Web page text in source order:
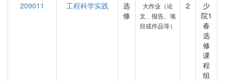
209011
工程科学实践
选
修
大作业（论
文、报告、项
目或作品等）
2
少
院1
春
选
修
课
程
组